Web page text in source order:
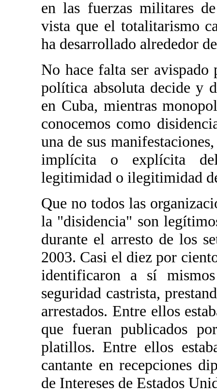
en las fuerzas militares
vista que el totalitarismo
ha desarrollado alrededor
No hace falta ser avispado
política absoluta decide y
en Cuba, mientras
conocemos como
una de sus
implícita o explícita
legitimidad o ilegitimidad
Que no todos las
la "disidencia" son
durante el arresto de los
2003. Casi el diez por
identificaron a sí
seguridad castrista,
arrestados. Entre ellos
que fueran publicados
platillos. Entre ellos
cantante en recepciones
de Intereses de Estados